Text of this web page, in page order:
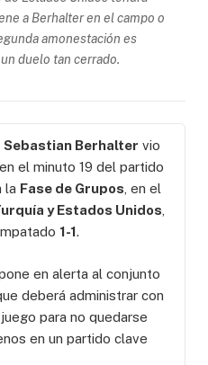
a Berhalter en el campo o
amonestación es
duelo tan cerrado.
Sebastian Berhalter vio
el minuto 19 del partido
la Fase de Grupos , en el
y Estados Unidos
1-1.
en alerta al conjunto
deberá administrar con
para no quedarse
en un partido clave